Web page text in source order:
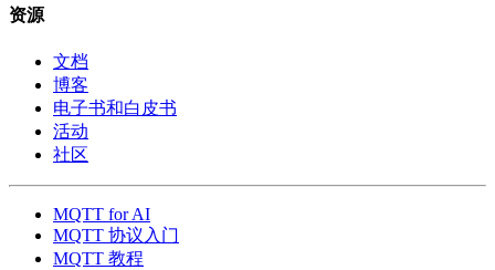
资源
文档
博客
电子书和白皮书
活动
社区
MQTT for AI
MQTT 协议入门
MQTT 教程